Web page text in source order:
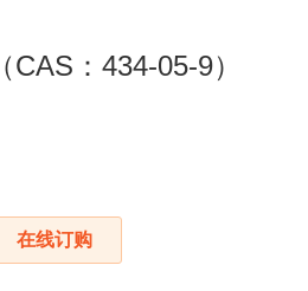
：434-05-9）
在线订购